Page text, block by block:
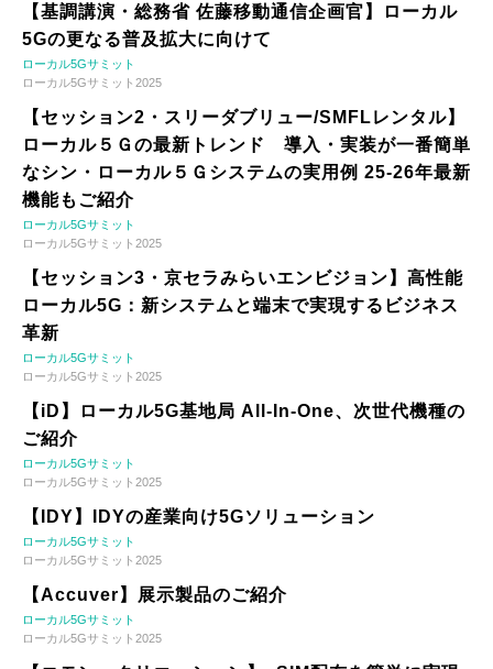
【基調講演・総務省 佐藤移動通信企画官】ローカル
5Gの更なる普及拡大に向けて
ローカル5Gサミット
ローカル5Gサミット2025
【セッション2・スリーダブリュー/SMFLレンタル】
ローカル５Ｇの最新トレンド 導入・実装が一番簡単
なシン・ローカル５Ｇシステムの実用例 25-26年最新
機能もご紹介
ローカル5Gサミット
ローカル5Gサミット2025
【セッション3・京セラみらいエンビジョン】高性能
ローカル5G：新システムと端末で実現するビジネス
革新
ローカル5Gサミット
ローカル5Gサミット2025
【iD】ローカル5G基地局 All-In-One、次世代機種の
ご紹介
ローカル5Gサミット
ローカル5Gサミット2025
【IDY】IDYの産業向け5Gソリューション
ローカル5Gサミット
ローカル5Gサミット2025
【Accuver】展示製品のご紹介
ローカル5Gサミット
ローカル5Gサミット2025